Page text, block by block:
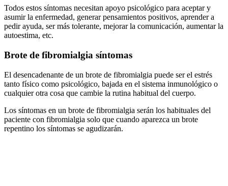
Todos estos síntomas necesitan apoyo psicológico para aceptar y
asumir la enfermedad, generar pensamientos positivos, aprender a
pedir ayuda, ser más tolerante, mejorar la comunicación, aumentar la
autoestima, etc.
Brote de fibromialgia síntomas
El desencadenante de un brote de fibromialgia puede ser el estrés
tanto físico como psicológico, bajada en el sistema inmunológico o
cualquier otra cosa que cambie la rutina habitual del cuerpo.
Los síntomas en un brote de fibromialgia serán los habituales del
paciente con fibromialgia solo que cuando aparezca un brote
repentino los síntomas se agudizarán.